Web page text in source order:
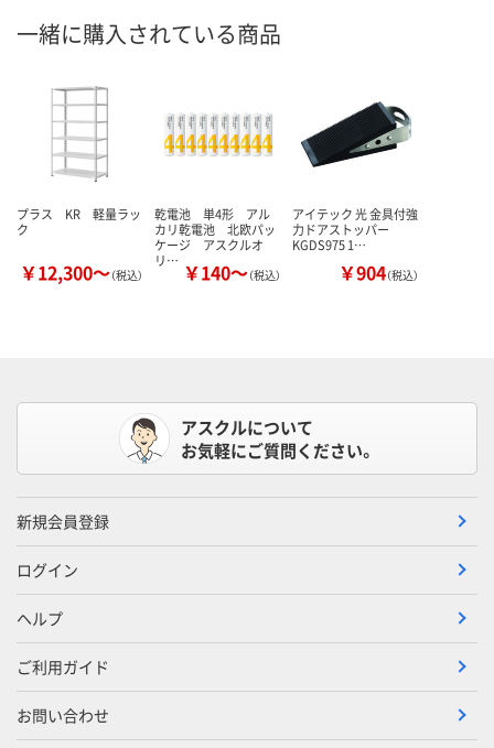
一緒に購入されている商品
プラス KR 軽量ラッ
ク
￥12,300～（税込）
乾電池 単4形 アル
カリ乾電池 北欧パッ
ケージ アスクルオ
リ… ￥140～（税込）
アイテック 光 金具付強
力ドアストッパー
KGDS975 1…
￥904（税込）
アスクルについて
お気軽にご質問ください。
新規会員登録
ログイン
ヘルプ
ご利用ガイド
お問い合わせ